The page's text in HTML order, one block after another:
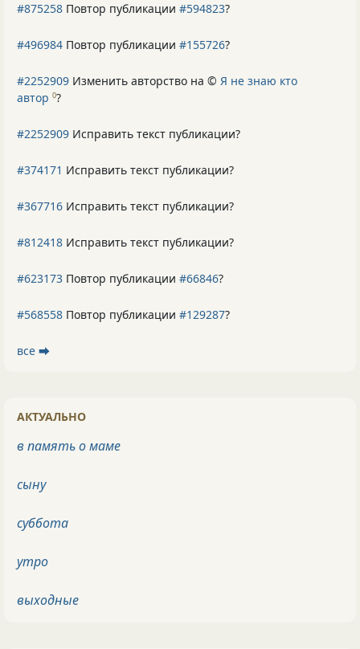
#875258 Повтор публикации #594823?
#496984 Повтор публикации #155726?
#2252909 Изменить авторство на © Я не знаю кто
автор 0?
#2252909 Исправить текст публикации?
#374171 Исправить текст публикации?
#367716 Исправить текст публикации?
#812418 Исправить текст публикации?
#623173 Повтор публикации #66846?
#568558 Повтор публикации #129287?
все ⮕
АКТУАЛЬНО
в память о маме
сыну
суббота
утро
выходные